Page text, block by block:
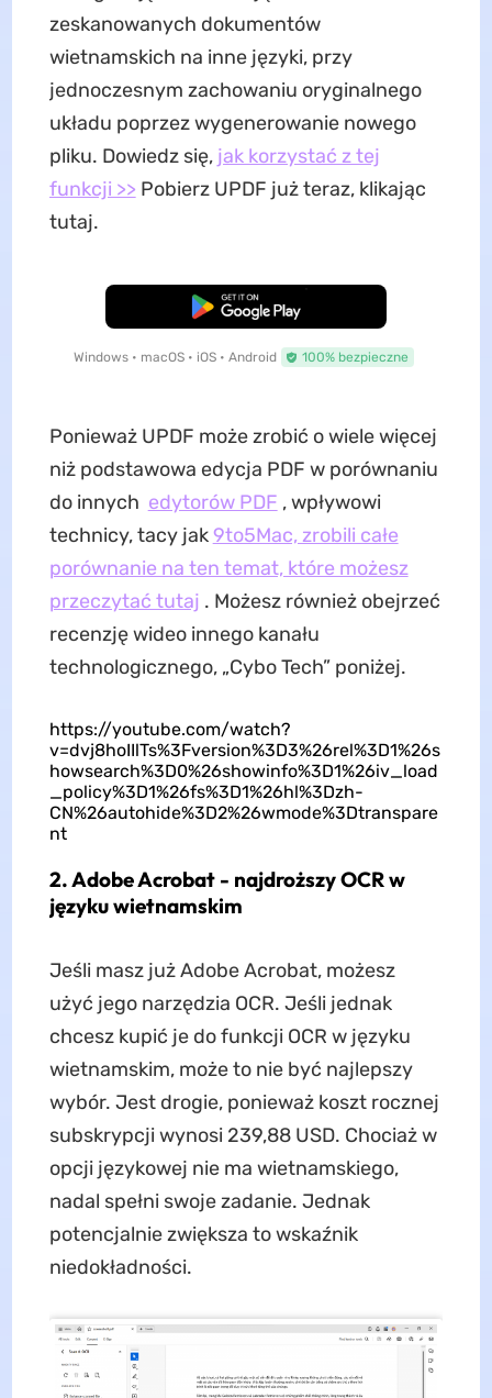
zeskanowanych dokumentów
wietnamskich na inne języki, przy
jednoczesnym zachowaniu oryginalnego
układu poprzez wygenerowanie nowego
pliku. Dowiedz się, jak korzystać z tej
funkcji >> Pobierz UPDF już teraz, klikając
tutaj.
Pobierz za darmo
Windows • macOS • iOS • Android 100% bezpieczne
Ponieważ UPDF może zrobić o wiele więcej
niż podstawowa edycja PDF w porównaniu
do innych edytorów PDF , wpływowi
technicy, tacy jak9to5Mac, zrobili całe
porównanie na ten temat, które możesz
przeczytać tutaj . Możesz również obejrzeć
recenzję wideo innego kanału
technologicznego, „Cybo Tech” poniżej.
https://youtube.com/watch?
v=dvj8hoIIlTs%3Fversion%3D3%26rel%3D1%26s
howsearch%3D0%26showinfo%3D1%26iv_load
_policy%3D1%26fs%3D1%26hl%3Dzh-
CN%26autohide%3D2%26wmode%3Dtranspare
nt
2. Adobe Acrobat - najdroższy OCR w
języku wietnamskim
Jeśli masz już Adobe Acrobat, możesz
użyć jego narzędzia OCR. Jeśli jednak
chcesz kupić je do funkcji OCR w języku
wietnamskim, może to nie być najlepszy
wybór. Jest drogie, ponieważ koszt rocznej
subskrypcji wynosi 239,88 USD. Chociaż w
opcji językowej nie ma wietnamskiego,
nadal spełni swoje zadanie. Jednak
potencjalnie zwiększa to wskaźnik
niedokładności.